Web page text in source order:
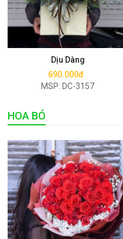
Dịu Dàng
690.000đ
MSP: DC-3157
Mua ngay
HOA BÓ